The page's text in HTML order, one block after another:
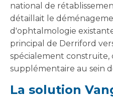
national de
détaillait le
d'ophtalmologie
principal de Derriford
spécialement construite,
supplémentaire au sein
La solution